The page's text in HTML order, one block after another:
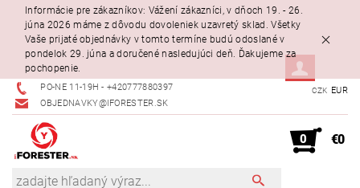
Informácie pre zákazníkov: Vážení zákazníci, v dňoch 19. - 26.
júna 2026 máme z dôvodu dovoleniek uzavretý sklad. Všetky
Vaše prijaté objednávky v tomto termíne budú odoslané v
pondelok 29. júna a doručené nasledujúci deň. Ďakujeme za
pochopenie.
PO-NE 11-19H - +420777880397
OBJEDNAVKY@IFORESTER.SK
CZK EUR
0 €0